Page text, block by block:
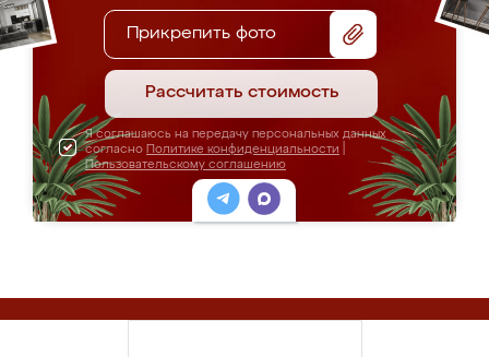
Прикрепить фото
Рассчитать стоимость
Я соглашаюсь на передачу персональных данных
согласно Политике конфиденциальности
Пользовательскому соглашению